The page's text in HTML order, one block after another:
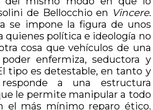
de Bellocchio en Vincere.
se impone la figura de unos
quienes política e ideología no
cosa que vehículos de una
enfermiza, seductora y
tipo es detestable, en tanto y
a una estructura
le permite manipular a todo
el más mínimo reparo ético.